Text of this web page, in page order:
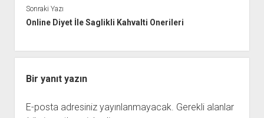
Sonraki Yazı
Online Diyet İle Saglikli Kahvalti Onerileri
Bir yanıt yazın
E-posta adresiniz yayınlanmayacak. Gerekli alanlar